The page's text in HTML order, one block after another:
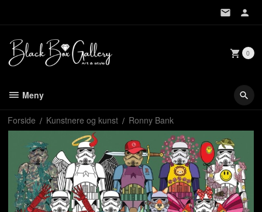
0
Meny
Forside Kunstnere og kunst Ronny Bank